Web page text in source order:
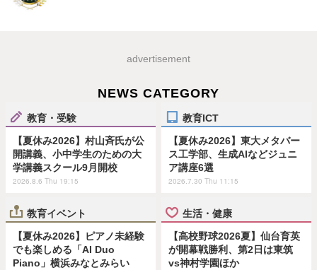
advertisement
NEWS CATEGORY
教育・受験
【夏休み2026】村山斉氏が公
開講義、小中学生のための大
学講義スクール9月開校
2026.8.6 Thu 19:15
教育ICT
【夏休み2026】東大メタバー
ス工学部、生成AIなどジュニ
ア講座6選
2026.7.30 Thu 11:15
教育イベント
【夏休み2026】ピアノ未経験
でも楽しめる「AI Duo
Piano」横浜みなとみらい
生活・健康
【高校野球2026夏】仙台育英
が開幕戦勝利、第2日は東筑
vs神村学園ほか